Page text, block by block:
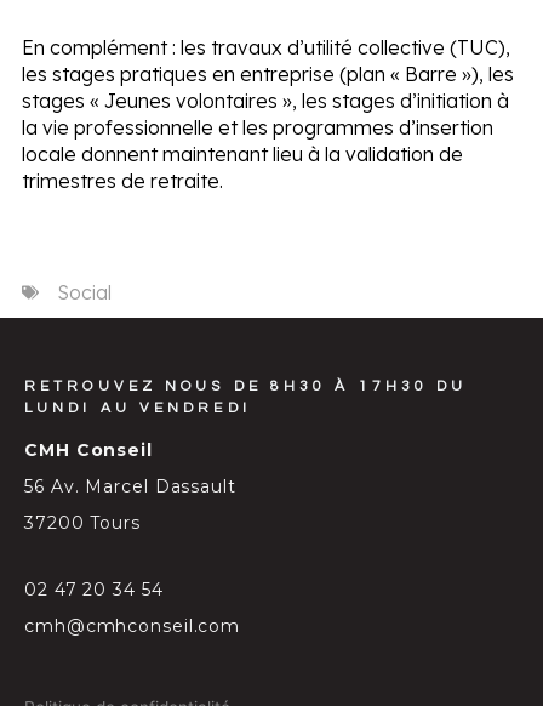
En complément : les travaux d’utilité collective (TUC),
les stages pratiques en entreprise (plan « Barre »), les
stages « Jeunes volontaires », les stages d’initiation à
la vie professionnelle et les programmes d’insertion
locale donnent maintenant lieu à la validation de
trimestres de retraite.
Social
RETROUVEZ NOUS DE 8H30 À 17H30 DU
LUNDI AU VENDREDI
CMH Conseil
56 Av. Marcel Dassault
37200 Tours
02 47 20 34 54
cmh@cmhconseil.com